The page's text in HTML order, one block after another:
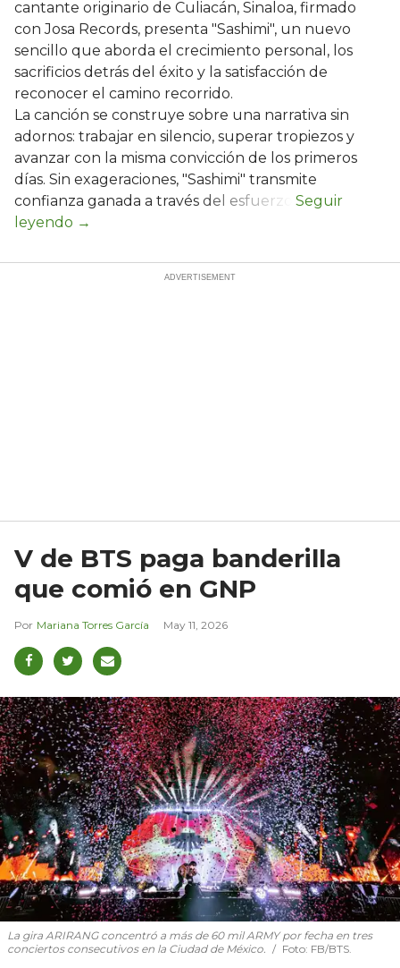
cantante originario de Culiacán, Sinaloa, firmado
con Josa Records, presenta "Sashimi", un nuevo
sencillo que aborda el crecimiento personal, los
sacrificios detrás del éxito y la satisfacción de
reconocer el camino recorrido.
La canción se construye sobre una narrativa sin
adornos: trabajar en silencio, superar tropiezos y
avanzar con la misma convicción de los primeros
días. Sin exageraciones, "Sashimi" transmite
confianza ganada a través del esfuerzo.
V de BTS paga banderilla
que comió en GNP
Mariana Torres García May 11, 2026
La gira ARIRANG concentró a más de 60 mil ARMY por fecha en tres
conciertos consecutivos en la Ciudad de México.
Foto: FB/BTS.